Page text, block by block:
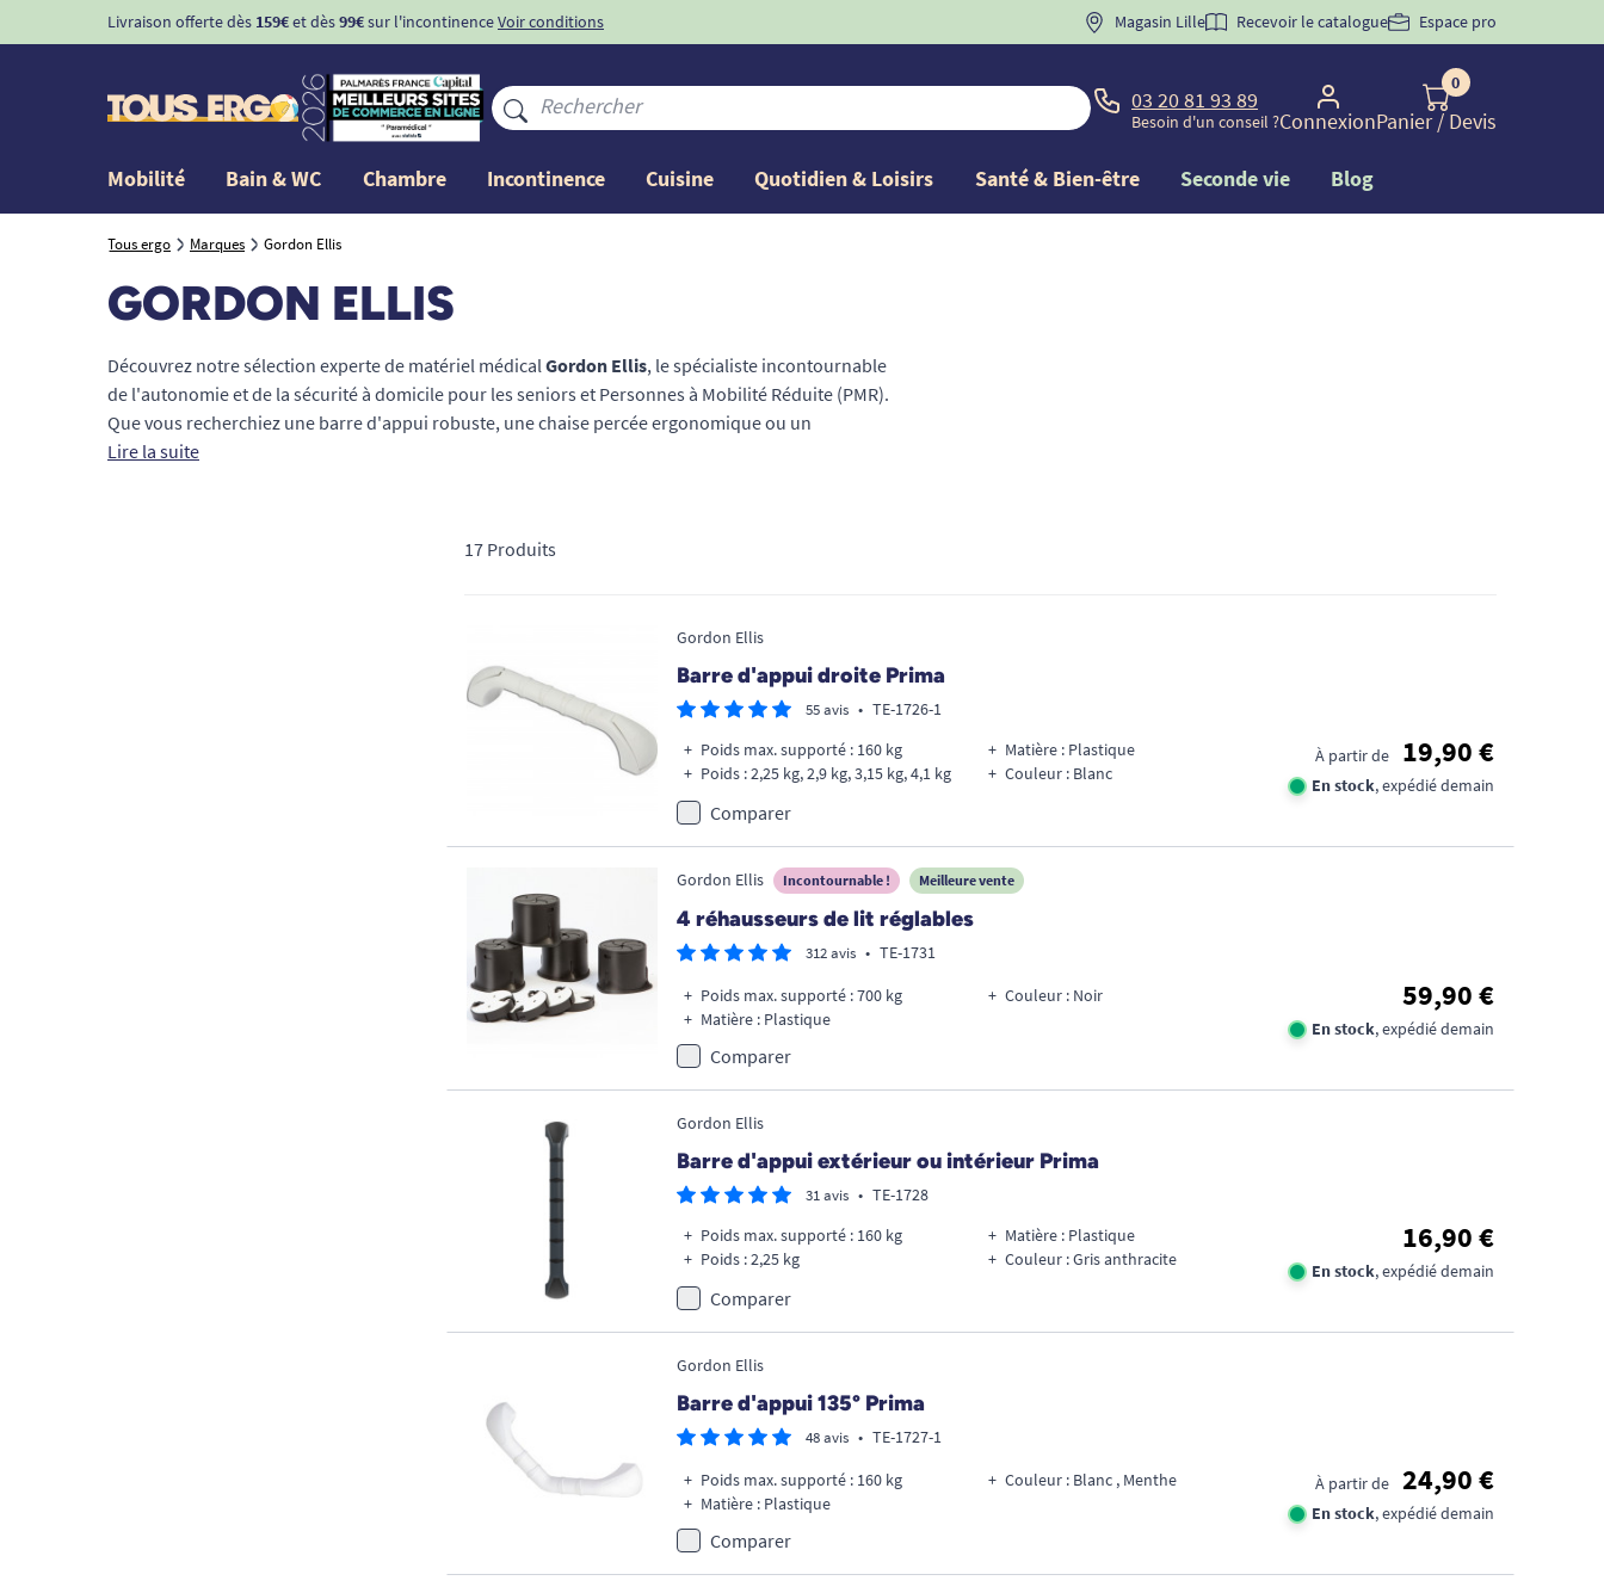
Livraison offerte dès 159€et dès99€sur l'incontinenceVoir conditions BIENVENUE" pourla 1ère commande d'incontinence
Magasin Lille Recevoir le catalogue Espace pro
03 20 81 93 89
Besoin d'un conseil ?Connexion
0
Panier/ Devis
Mobilité Bain & WC Chambre Incontinence Cuisine Quotidien & Loisirs Santé & Bien-être Seconde vie Blog
Tous ergo Marques Gordon Ellis
GORDON ELLIS
Découvrez notre sélection experte de matériel médical Gordon Ellis, le spécialiste incontournable
de l'autonomie et de la sécurité à domicile pour les seniors et Personnes à Mobilité Réduite (PMR).
Que vous recherchiez une barre d'appui robuste, une chaise percée ergonomique ou un
rehausseur de WC sécurisant, chaque dispositif médical est conçu pour prévenir le risque de chute
Lire la suite
17 Produits
Gordon Ellis
Barre d'appui droite Prima
55 avis • TE-1726-1
Poids max. supporté : 160 kg
Poids : 2,25 kg, 2,9 kg, 3,15 kg, 4,1 kg
Matière : Plastique
Couleur : Blanc
À partir de 19,90 €
En stock, expédié demain
Comparer
Gordon Ellis Incontournable ! Meilleure vente
4 réhausseurs de lit réglables
312 avis • TE-1731
Poids max. supporté : 700 kg
Matière : Plastique
Couleur : Noir 59,90 €
En stock, expédié demain
Comparer
Gordon Ellis
Barre d'appui extérieur ou intérieur Prima
31 avis • TE-1728
Poids max. supporté : 160 kg
Poids : 2,25 kg
Matière : Plastique
Couleur : Gris anthracite
16,90 €
En stock, expédié demain
Comparer
Gordon Ellis
Barre d'appui 135° Prima
48 avis • TE-1727-1
Poids max. supporté : 160 kg
Matière : Plastique
Couleur : Blanc , Menthe À partir de 24,90 €
En stock, expédié demain
Comparer